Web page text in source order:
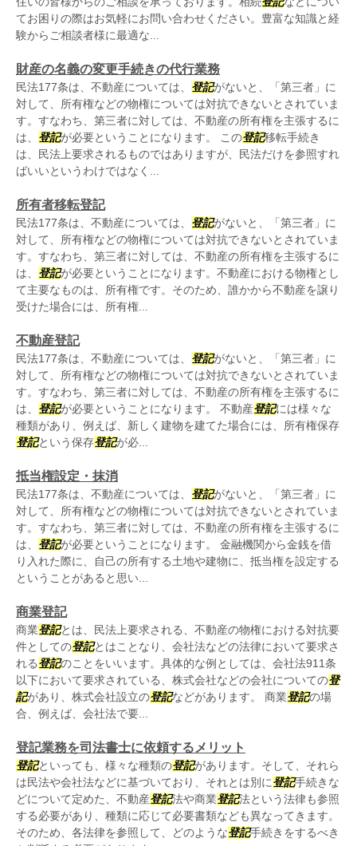
てお困りの際はお気軽にお問い合わせください。豊富な知識と経
験からご相談者様に最適な...
財産の名義の変更手続きの代行業務
民法177条は、不動産については、 登記がないと、「第三者」に
対して、所有権などの物権については対抗できないとされていま
す。すなわち、第三者に対しては、不動産の所有権を主張するに
は、 登記が必要ということになります。 この登記移転手続き
は、民法上要求されるものではありますが、民法だけを参照すれ
ばいいというわけではなく...
所有者移転登記
民法177条は、不動産については、 登記がないと、「第三者」に
対して、所有権などの物権については対抗できないとされていま
す。すなわち、第三者に対しては、不動産の所有権を主張するに
は、 登記が必要ということになります。不動産における物権とし
て主要なものは、所有権です。そのため、誰かから不動産を譲り
受けた場合には、所有権...
不動産登記
民法177条は、不動産については、 登記がないと、「第三者」に
対して、所有権などの物権については対抗できないとされていま
す。すなわち、第三者に対しては、不動産の所有権を主張するに
は、 登記が必要ということになります。 不動産登記には様々な
種類があり、例えば、新しく建物を建てた場合には、所有権保存
登記という保存登記が必...
抵当権設定・抹消
民法177条は、不動産については、 登記がないと、「第三者」に
対して、所有権などの物権については対抗できないとされていま
す。すなわち、第三者に対しては、不動産の所有権を主張するに
は、 登記が必要ということになります。 金融機関から金銭を借
り入れた際に、自己の所有する土地や建物に、抵当権を設定する
ということがあると思い...
商業登記
商業登記とは、民法上要求される、不動産の物権における対抗要
件としての登記とはことなり、会社法などの法律において要求さ
れる登記のことをいいます。具体的な例としては、会社法911条
以下において要求されている、株式会社などの会社についての登
記があり、株式会社設立の登記などがあります。 商業登記の場
合、例えば、会社法で要...
登記業務を司法書士に依頼するメリット
登記といっても、様々な種類の登記があります。そして、それら
は民法や会社法などに基づいており、それとは別に登記手続きな
どについて定めた、不動産登記法や商業登記法という法律も参照
する必要があり、種類に応じて必要書類なども異なってきます。
そのため、各法律を参照して、どのような登記手続きをするべき